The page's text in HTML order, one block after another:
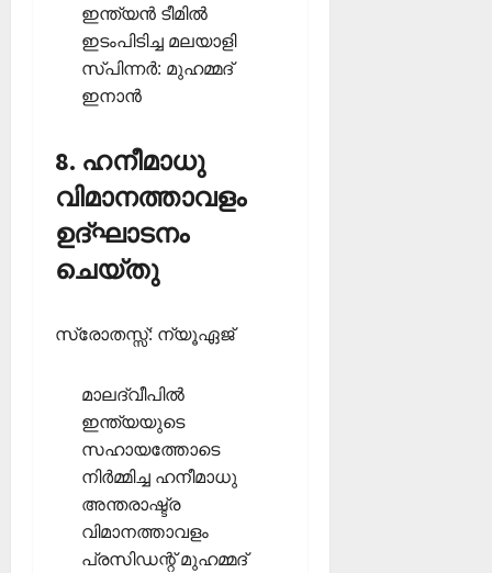
ഇന്ത്യന്‍ ടീമില്‍
ഇടംപിടിച്ച മലയാളി
സ്പിന്നര്‍: മുഹമ്മദ്
ഇനാന്‍
8. ഹനീമാധു
വിമാനത്താവളം
ഉദ്ഘാടനം
ചെയ്തു
സ്രോതസ്സ്: ന്യൂഏജ്
മാലദ്വീപില്‍
ഇന്ത്യയുടെ
സഹായത്തോടെ
നിര്‍മ്മിച്ച ഹനീമാധു
അന്തരാഷ്ട്ര
വിമാനത്താവളം
പ്രസിഡന്റ് മുഹമ്മദ്